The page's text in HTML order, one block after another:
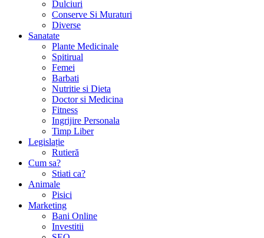
Dulciuri
Conserve Si Muraturi
Diverse
Sanatate
Plante Medicinale
Spitirual
Femei
Barbati
Nutritie si Dieta
Doctor si Medicina
Fitness
Ingrijire Personala
Timp Liber
Legislație
Rutieră
Cum sa?
Stiati ca?
Animale
Pisici
Marketing
Bani Online
Investitii